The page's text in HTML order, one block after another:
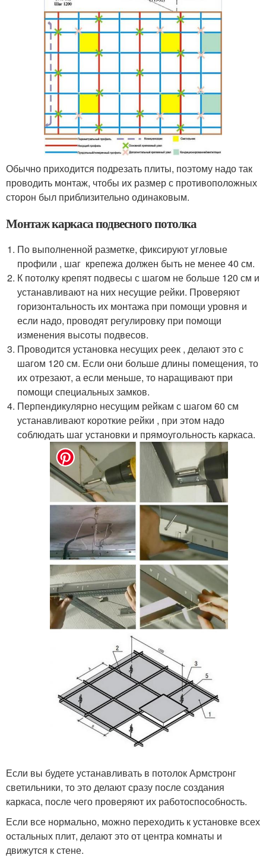
Обычно приходится подрезать плиты, поэтому надо так
проводить монтаж, чтобы их размер с противоположных
сторон был приблизительно одинаковым.
Монтаж каркаса подвесного потолка
По выполненной разметке, фиксируют угловые
профили , шаг крепежа должен быть не менее 40 см.
К потолку крепят подвесы с шагом не больше 120 см и
устанавливают на них несущие рейки. Проверяют
горизонтальность их монтажа при помощи уровня и
если надо, проводят регулировку при помощи
изменения высоты подвесов.
Проводится установка несущих реек , делают это с
шагом 120 см. Если они больше длины помещения, то
их отрезают, а если меньше, то наращивают при
помощи специальных замков.
Перпендикулярно несущим рейкам с шагом 60 см
устанавливают короткие рейки , при этом надо
соблюдать шаг установки и прямоугольность каркаса.
Если вы будете устанавливать в потолок Армстронг
светильники, то это делают сразу после создания
каркаса, после чего проверяют их работоспособность.
Если все нормально, можно переходить к установке всех
остальных плит, делают это от центра комнаты и
движутся к стене.